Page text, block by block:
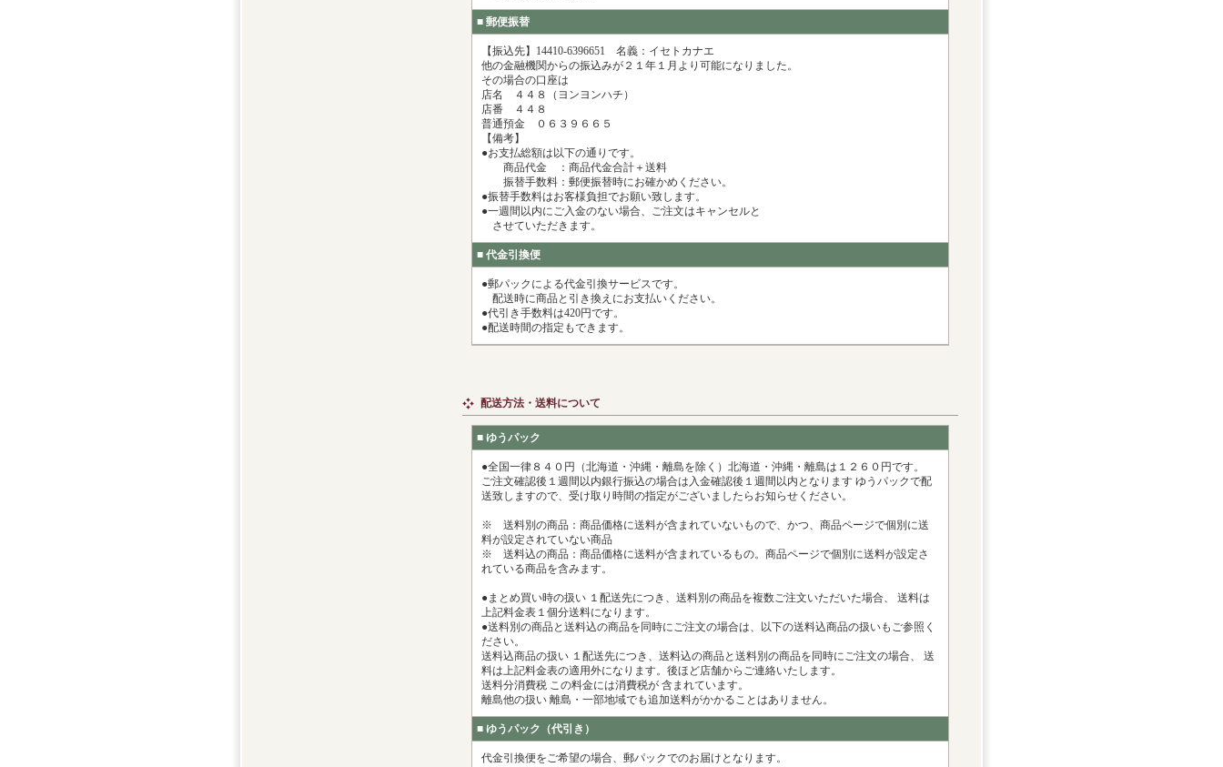
■ 郵便振替
【振込先】14410-6396651 名義：イセトカナエ
他の金融機関からの振込みが２１年１月より可能になりました。
その場合の口座は
店名 ４４８（ヨンヨンハチ）
店番 ４４８
普通預金 ０６３９６６５
【備考】
●お支払総額は以下の通りです。
商品代金 ：商品代金合計＋送料
振替手数料：郵便振替時にお確かめください。
●振替手数料はお客様負担でお願い致します。
●一週間以内にご入金のない場合、ご注文はキャンセルと
させていただきます。
■ 代金引換便
●郵パックによる代金引換サービスです。
配送時に商品と引き換えにお支払いください。
●代引き手数料は420円です。
●配送時間の指定もできます。
配送方法・送料について
■ ゆうパック
●全国一律８４０円（北海道・沖縄・離島を除く）北海道・沖縄・離島は１２６０円です。
ご注文確認後１週間以内銀行振込の場合は入金確認後１週間以内となります ゆうパックで配
送致しますので、受け取り時間の指定がございましたらお知らせください。
※ 送料別の商品：商品価格に送料が含まれていないもので、かつ、商品ページで個別に送
料が設定されていない商品
※ 送料込の商品：商品価格に送料が含まれているもの。商品ページで個別に送料が設定さ
れている商品を含みます。
●まとめ買い時の扱い １配送先につき、送料別の商品を複数ご注文いただいた場合、 送料は
上記料金表１個分送料になります。
●送料別の商品と送料込の商品を同時にご注文の場合は、以下の送料込商品の扱いもご参照く
ださい。
送料込商品の扱い １配送先につき、送料込の商品と送料別の商品を同時にご注文の場合、 送
料は上記料金表の適用外になります。後ほど店舗からご連絡いたします。
送料分消費税 この料金には消費税が 含まれています。
離島他の扱い 離島・一部地域でも追加送料がかかることはありません。
■ ゆうパック（代引き）
代金引換便をご希望の場合、郵パックでのお届けとなります。